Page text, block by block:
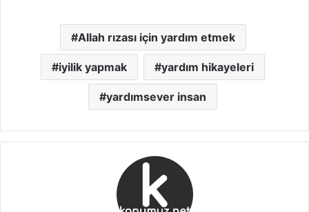
Allah rızası için yardım etmek
iyilik yapmak yardım hikayeleri
yardımsever insan